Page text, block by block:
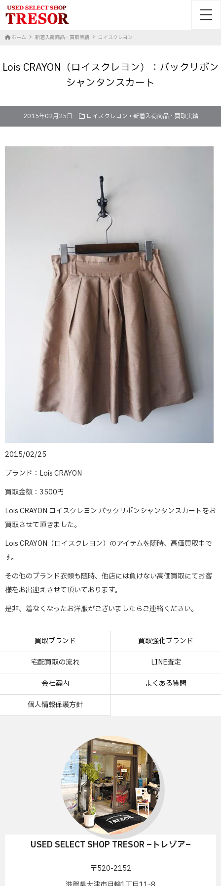
ホーム 新着入荷商品・買取実績 ロイスクレヨン
Lois CRAYON（ロイスクレヨン）：バックリボン
シャンタンスカート
2015年02月25日 ロイスクレヨン • 新着入荷商品・買取実績
2015/02/25
ブランド：Lois CRAYON
買取金額：3500円
Lois CRAYON ロイスクレヨン バックリボンシャンタンスカートをお
買取させて頂きました。
Lois CRAYON（ロイスクレヨン）のアイテムを随時、高価買取中で
す。
その他のブランド衣類も随時、他店には負けない高価買取にてお客
様をお出迎えさせて頂いております。
是非、着なくなったお洋服がございましたらご連絡ください。
買取ブランド 買取強化ブランド
宅配買取の流れ LINE査定
会社案内 よくある質問
個人情報保護方針
USED SELECT SHOP TRESOR –トレゾア–
〒520-2152